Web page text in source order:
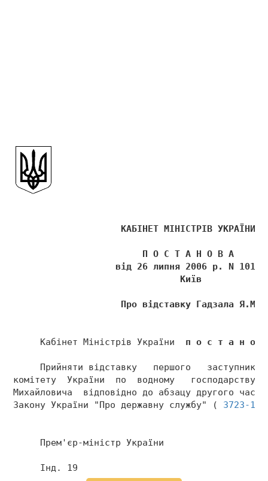
                    КАБІНЕТ МІНІСТРІВ УКРАЇНИ
                        П О С Т А Н О В А
                   від 26 липня 2006 р. N 1018
                               Київ
                    Про відставку Гадзала Я.М.
     Кабінет Міністрів України
п о с т а н о
Прийняти відставку   першого
комітету  України  по  водному   господарству
Михайловича  відповідно до абзацу другого
Закону України "Про державну службу" ( 3723-12
Прем'єр-міністр України
     Інд. 19